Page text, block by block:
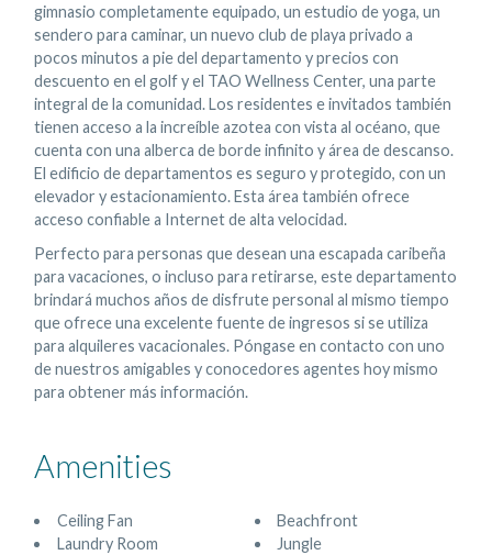
gimnasio completamente equipado, un estudio de yoga, un
sendero para caminar, un nuevo club de playa privado a
pocos minutos a pie del departamento y precios con
descuento en el golf y el TAO Wellness Center, una parte
integral de la comunidad. Los residentes e invitados también
tienen acceso a la increíble azotea con vista al océano, que
cuenta con una alberca de borde infinito y área de descanso.
El edificio de departamentos es seguro y protegido, con un
elevador y estacionamiento. Esta área también ofrece
acceso confiable a Internet de alta velocidad.
Perfecto para personas que desean una escapada caribeña
para vacaciones, o incluso para retirarse, este departamento
brindará muchos años de disfrute personal al mismo tiempo
que ofrece una excelente fuente de ingresos si se utiliza
para alquileres vacacionales. Póngase en contacto con uno
de nuestros amigables y conocedores agentes hoy mismo
para obtener más información.
Amenities
Ceiling Fan
Laundry Room
Beachfront
Jungle